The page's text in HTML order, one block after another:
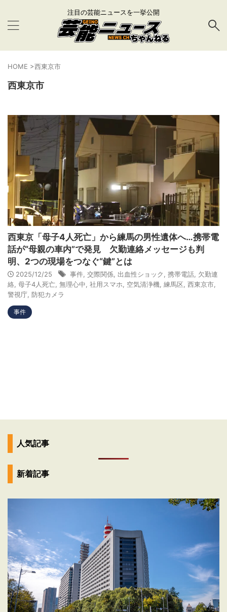
注目の芸能ニュースを一挙公開
HOME >西東京市
西東京市
西東京「母子4人死亡」から練馬の男性遺体へ…携帯電
話が“母親の車内”で発見 欠勤連絡メッセージも判
明、2つの現場をつなぐ“鍵”とは
2025/12/25 事件, 交際関係, 出血性ショック, 携帯電話, 欠勤連
絡, 母子4人死亡, 無理心中, 社用スマホ, 空気清浄機, 練馬区, 西東京市,
警視庁, 防犯カメラ
事件
人気記事
新着記事